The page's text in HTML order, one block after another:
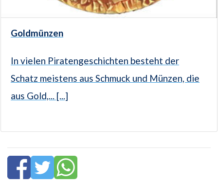
Goldmünzen
In vielen Piratengeschichten besteht der
Schatz meistens aus Schmuck und Münzen, die
aus Gold,... [...]